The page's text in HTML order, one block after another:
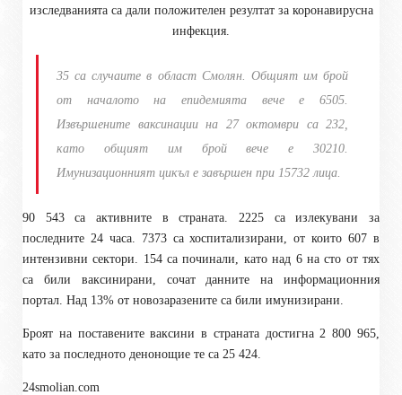
изследванията са дали положителен резултат за коронавирусна
инфекция.
35 са случаите в област Смолян. Общият им брой
от началото на епидемията вече е 6505.
Извършените ваксинации на 27 октомври са 232,
като общият им брой вече е 30210.
Имунизационният цикъл е завършен при 15732 лица.
90 543 са активните в страната. 2225 са излекувани за
последните 24 часа. 7373 са хоспитализирани, от които 607 в
интензивни сектори. 154 са починали, като над 6 на сто от тях
са били ваксинирани, сочат данните на информационния
портал. Над 13% от новозаразените са били имунизирани.
Броят на поставените ваксини в страната достигна 2 800 965,
като за последното денонощие те са 25 424.
24smolian.com